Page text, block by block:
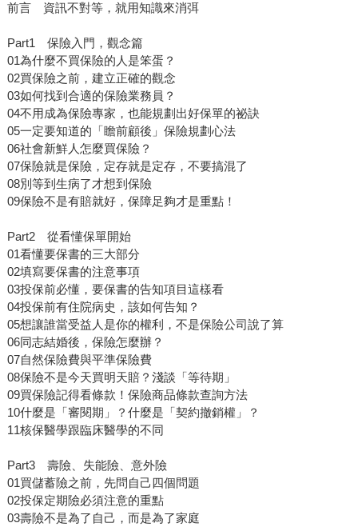
前言 資訊不對等，就用知識來消弭
Part1 保險入門，觀念篇
01為什麼不買保險的人是笨蛋？
02買保險之前，建立正確的觀念
03如何找到合適的保險業務員？
04不用成為保險專家，也能規劃出好保單的祕訣
05一定要知道的「瞻前顧後」保險規劃心法
06社會新鮮人怎麼買保險？
07保險就是保險，定存就是定存，不要搞混了
08別等到生病了才想到保險
09保險不是有賠就好，保障足夠才是重點！
Part2 從看懂保單開始
01看懂要保書的三大部分
02填寫要保書的注意事項
03投保前必懂，要保書的告知項目這樣看
04投保前有住院病史，該如何告知？
05想讓誰當受益人是你的權利，不是保險公司說了算
06同志結婚後，保險怎麼辦？
07自然保險費與平準保險費
08保險不是今天買明天賠？淺談「等待期」
09買保險記得看條款！保險商品條款查詢方法
10什麼是「審閱期」？什麼是「契約撤銷權」？
11核保醫學跟臨床醫學的不同
Part3 壽險、失能險、意外險
01買儲蓄險之前，先問自己四個問題
02投保定期險必須注意的重點
03壽險不是為了自己，而是為了家庭